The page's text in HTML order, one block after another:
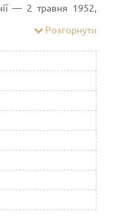
— 2 травня 1952,
Розгорнути